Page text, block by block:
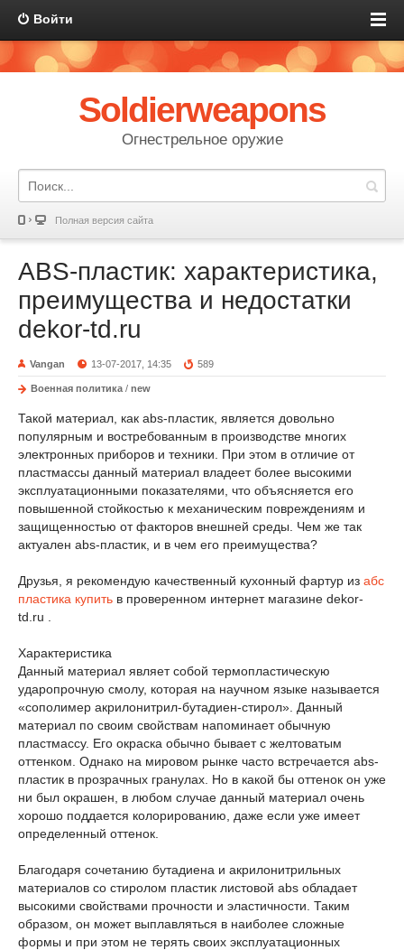
Войти
Soldierweapons
Огнестрельное оружие
Полная версия сайта
ABS-пластик: характеристика,
преимущества и недостатки
dekor-td.ru
Vangan 13-07-2017, 14:35 589
Военная политика / new
Такой материал, как abs-пластик, является довольно
популярным и востребованным в производстве многих
электронных приборов и техники. При этом в отличие от
пластмассы данный материал владеет более высокими
эксплуатационными показателями, что объясняется его
повышенной стойкостью к механическим повреждениям и
защищенностью от факторов внешней среды. Чем же так
актуален abs-пластик, и в чем его преимущества?
Друзья, я рекомендую качественный кухонный фартур из абс
пластика купить в проверенном интернет магазине dekor-
td.ru .
Характеристика
Данный материал являет собой термопластическую
ударопрочную смолу, которая на научном языке называется
«сополимер акрилонитрил-бутадиен-стирол». Данный
материал по своим свойствам напоминает обычную
пластмассу. Его окраска обычно бывает с желтоватым
оттенком. Однако на мировом рынке часто встречается abs-
пластик в прозрачных гранулах. Но в какой бы оттенок он уже
ни был окрашен, в любом случае данный материал очень
хорошо поддается колорированию, даже если уже имеет
определенный оттенок.
Благодаря сочетанию бутадиена и акрилонитрильных
материалов со стиролом пластик листовой abs обладает
высокими свойствами прочности и эластичности. Таким
образом, он может выплавляться в наиболее сложные
формы и при этом не терять своих эксплуатационных